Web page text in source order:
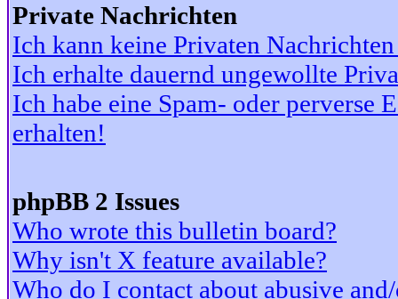
Private Nachrichten
Ich kann keine Privaten
Ich erhalte dauernd ungewollte
Ich habe eine Spam- oder perverse
erhalten!
phpBB 2 Issues
Who wrote this bulletin board?
Why isn't X feature available?
Who do I contact about abusive